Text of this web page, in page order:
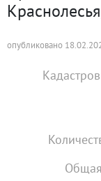
опубликовано